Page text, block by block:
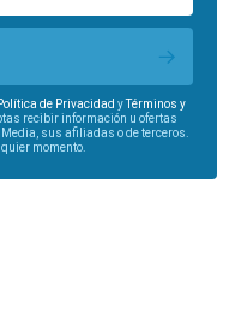
Política de Privacidad y
Términos y
recibir información u ofertas
sus afiliadas o de terceros.
momento.